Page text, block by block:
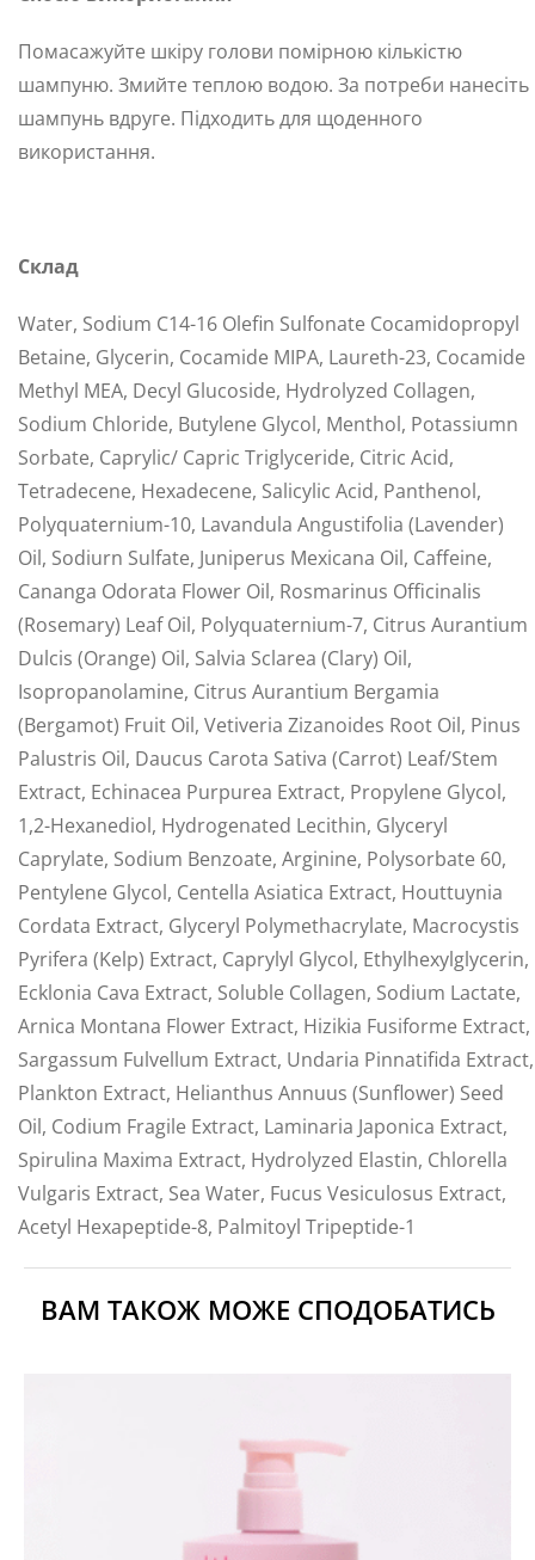
Помасажуйте шкіру голови помірною кількістю
шампуню. Змийте теплою водою. За потреби нанесіть
шампунь вдруге. Підходить для щоденного
використання.
Склад
Water, Sodium C14-16 Olefin Sulfonate Cocamidopropyl
Betaine, Glycerin, Cocamide MIPA, Laureth-23, Cocamide
Methyl MEA, Decyl Glucoside, Hydrolyzed Collagen,
Sodium Chloride, Butylene Glycol, Menthol, Potassiumn
Sorbate, Caprylic/ Capric Triglyceride, Citric Acid,
Tetradecene, Hexadecene, Salicylic Acid, Panthenol,
Polyquaternium-10, Lavandula Angustifolia (Lavender)
Oil, Sodiurn Sulfate, Juniperus Mexicana Oil, Caffeine,
Cananga Odorata Flower Oil, Rosmarinus Officinalis
(Rosemary) Leaf Oil, Polyquaternium-7, Citrus Aurantium
Dulcis (Orange) Oil, Salvia Sclarea (Clary) Oil,
Isopropanolamine, Citrus Aurantium Bergamia
(Bergamot) Fruit Oil, Vetiveria Zizanoides Root Oil, Pinus
Palustris Oil, Daucus Carota Sativa (Carrot) Leaf/Stem
Extract, Echinacea Purpurea Extract, Propylene Glycol,
1,2-Hexanediol, Hydrogenated Lecithin, Glyceryl
Caprylate, Sodium Benzoate, Arginine, Polysorbate 60,
Pentylene Glycol, Centella Asiatica Extract, Houttuynia
Cordata Extract, Glyceryl Polymethacrylate, Macrocystis
Pyrifera (Kelp) Extract, Caprylyl Glycol, Ethylhexylglycerin,
Ecklonia Cava Extract, Soluble Collagen, Sodium Lactate,
Arnica Montana Flower Extract, Hizikia Fusiforme Extract,
Sargassum Fulvellum Extract, Undaria Pinnatifida Extract,
Plankton Extract, Helianthus Annuus (Sunflower) Seed
Oil, Codium Fragile Extract, Laminaria Japonica Extract,
Spirulina Maxima Extract, Hydrolyzed Elastin, Chlorella
Vulgaris Extract, Sea Water, Fucus Vesiculosus Extract,
Acetyl Hexapeptide-8, Palmitoyl Tripeptide-1
ВАМ ТАКОЖ МОЖЕ СПОДОБАТИСЬ